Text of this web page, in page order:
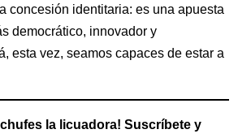
concesión identitaria: es una apuesta
democrático, innovador y
esta vez, seamos capaces de estar a
la licuadora! Suscríbete y